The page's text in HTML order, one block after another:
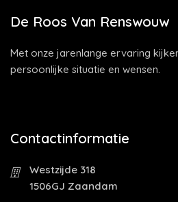
De Roos Van Renswouw
Met onze jarenlange ervaring
persoonlijke situatie en wensen.
Contactinformatie
Westzijde 318
1506GJ Zaandam